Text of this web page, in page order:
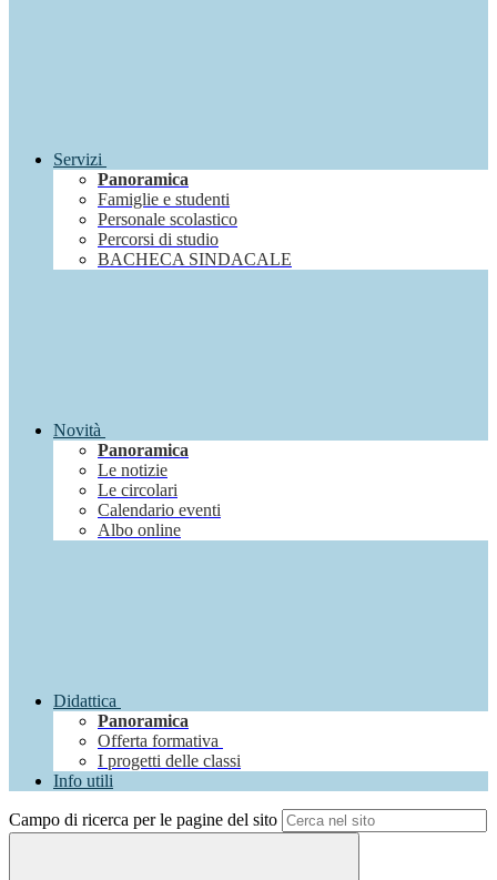
Servizi
Panoramica
Famiglie e studenti
Personale scolastico
Percorsi di studio
BACHECA SINDACALE
Novità
Panoramica
Le notizie
Le circolari
Calendario eventi
Albo online
Didattica
Panoramica
Offerta formativa
I progetti delle classi
Info utili
Campo di ricerca per le pagine del sito